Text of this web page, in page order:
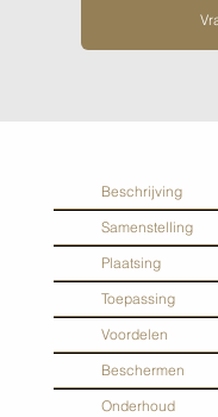
Beschrijving
Samenstelling
Plaatsing
Toepassing
Voordelen
Beschermen
Onderhoud